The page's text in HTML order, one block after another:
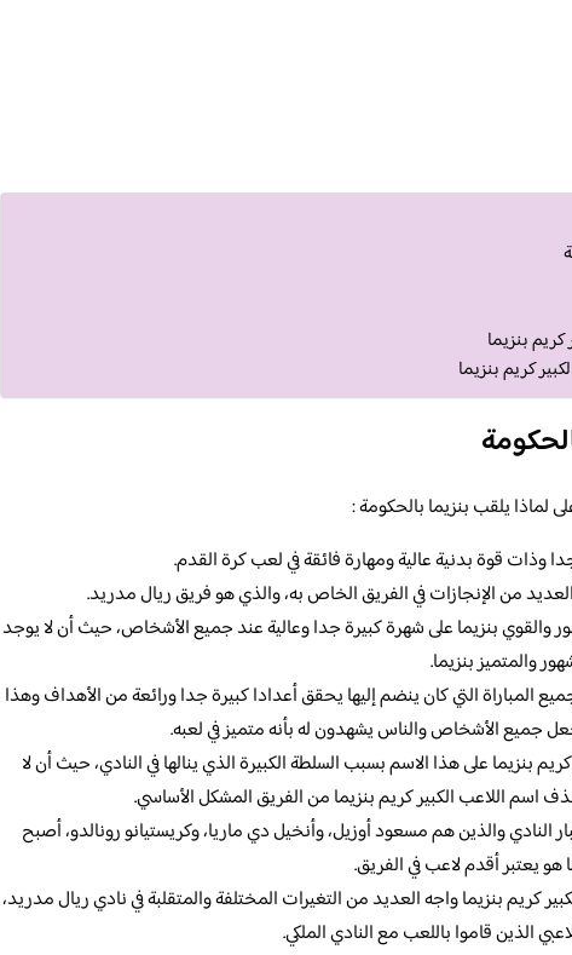
كريم بنزيما
كريم بنزيما
لماذا يلقب بنزيما بالحكومة :
وذات قوة بدنية عالية ومهارة فائقة في لعب كرة القدم.
من الإنجازات في الفريق الخاص به، والذي هو فريق ريال مدريد.
والقوي بنزيما على شهرة كبيرة جدا وعالية عند جميع الأشخاص، حيث أن لا يوجد
والمتميز بنزيما.
المباراة التي كان ينضم إليها يحقق أعدادا كبيرة جدا ورائعة من الأهداف وهذا
جميع الأشخاص والناس يشهدون له بأنه متميز في لعبه.
بنزيما على هذا الاسم بسبب السلطة الكبيرة الذي ينالها في النادي، حيث أن لا
اللاعب الكبير كريم بنزيما من الفريق المشكل الأساسي.
النادي والذين هم مسعود أوزيل، وأنخيل دي ماريا، وكريستيانو رونالدو، أصبح
هو يعتبر أقدم لاعب في الفريق.
كريم بنزيما واجه العديد من التغيرات المختلفة والمتقلبة في نادي ريال مدريد،
الذين قاموا باللعب مع النادي الملكي.